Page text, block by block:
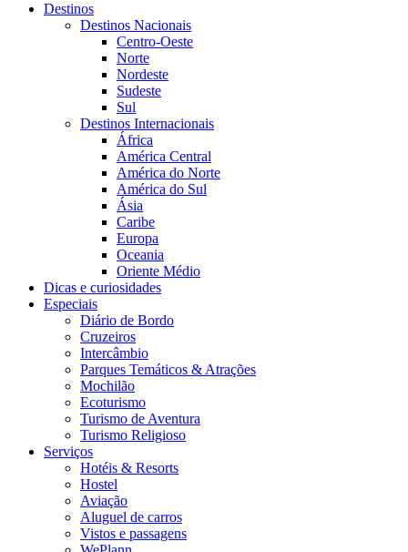
Destinos
Destinos Nacionais
Centro-Oeste
Norte
Nordeste
Sudeste
Sul
Destinos Internacionais
África
América Central
América do Norte
América do Sul
Ásia
Caribe
Europa
Oceania
Oriente Médio
Dicas e curiosidades
Especiais
Diário de Bordo
Cruzeiros
Intercâmbio
Parques Temáticos & Atrações
Mochilão
Ecoturismo
Turismo de Aventura
Turismo Religioso
Serviços
Hotéis & Resorts
Hostel
Aviação
Aluguel de carros
Vistos e passagens